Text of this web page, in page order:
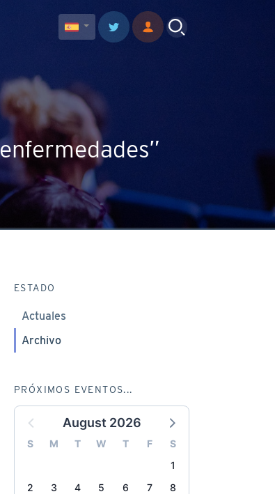
ESTADO
Actuales
Archivo
PRÓXIMOS EVENTOS...
August 2026
S M T W T F
S
1
2
3 4 5 6 7
8